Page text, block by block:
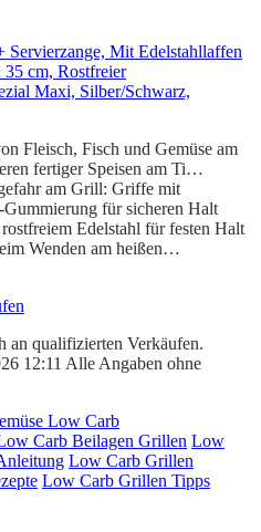
Servierzange, Mit Edelstahllaffen
cm, Rostfreier
Maxi, Silber/Schwarz,
Fleisch, Fisch und Gemüse am
fertiger Speisen am Ti…
am Grill: Griffe mit
für sicheren Halt
Edelstahl für festen Halt
Wenden am heißen…
an qualifizierten Verkäufen.
12:11 Alle Angaben ohne
Low Carb
Carb Beilagen Grillen Low
Low Carb Grillen
Low Carb Grillen Tipps